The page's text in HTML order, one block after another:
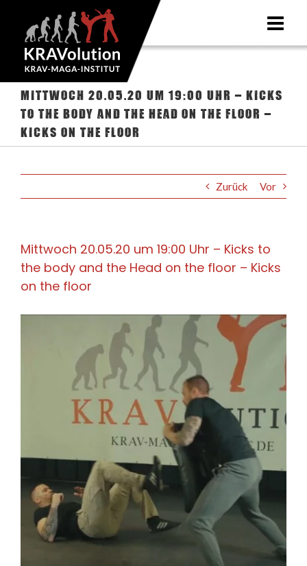
springen
Mittwoch 20.05.20 um 19:00 Uhr – Kicks
to the body and the Head on the floor –
Kicks on the floor
Zurück Vor
Mittwoch 20.05.20 um 19:00 Uhr – Kicks to
the body and the Head on the floor – Kicks
on the floor